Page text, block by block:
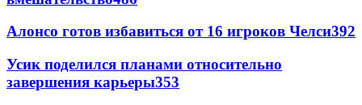
Алонсо готов избавиться от 16 игроков Челси392
Усик поделился планами относительно
завершения карьеры353